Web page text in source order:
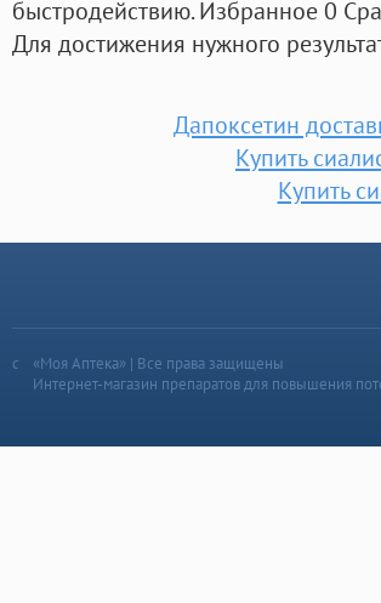
быстродействию. Избранное 0
Для достижения нужного
Дапоксетин
Купить
Купить
«Моя Аптека» | Все права защищены
Интернет-магазин препаратов для повышения